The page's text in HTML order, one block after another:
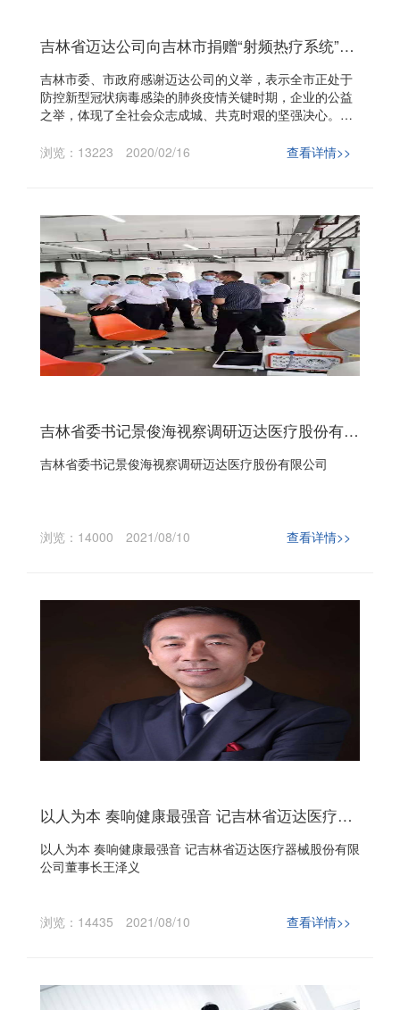
吉林省迈达公司向吉林市捐赠“射频热疗系统”帮助抗击新冠肺炎疫情
吉林市委、市政府感谢迈达公司的义举，表示全市正处于
防控新型冠状病毒感染的肺炎疫情关键时期，企业的公益
之举，体现了全社会众志成城、共克时艰的坚强决心。只
够打赢这场疫情防控阻击战。
浏览：13223 2020/02/16 查看详情>>
吉林省委书记景俊海视察调研迈达医疗股份有限公司
吉林省委书记景俊海视察调研迈达医疗股份有限公司
浏览：14000 2021/08/10 查看详情>>
以人为本 奏响健康最强音 记吉林省迈达医疗器械股份有限公司董事长王泽义
以人为本 奏响健康最强音 记吉林省迈达医疗器械股份有限
公司董事长王泽义
浏览：14435 2021/08/10 查看详情>>